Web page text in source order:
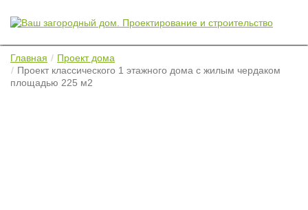
Главная
Проект дома
Проект классического 1 этажного дома с жилым чердаком
площадью 225 м2